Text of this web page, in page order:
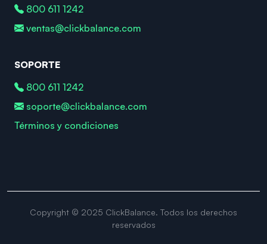
800 611 1242
ventas@clickbalance.com
SOPORTE
800 611 1242
soporte@clickbalance.com
Términos y condiciones
Copyright © 2025 ClickBalance. Todos los derechos
reservados